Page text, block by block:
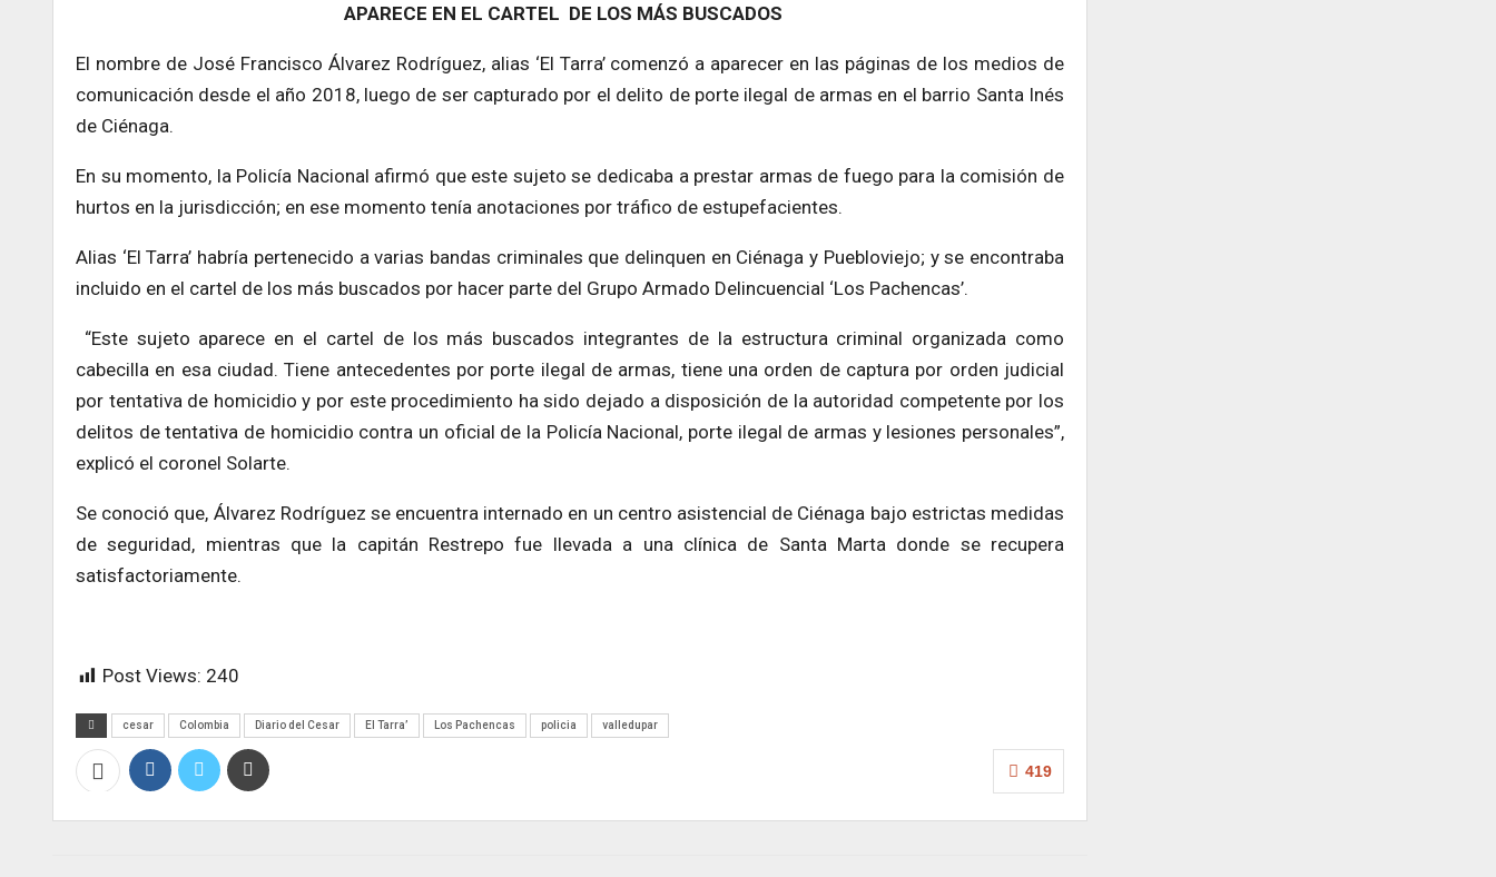
APARECE EN EL CARTEL DE LOS MÁS BUSCADOS
El nombre de José Francisco Álvarez Rodríguez, alias ‘El Tarra’ comenzó a aparecer en las páginas de los medios de
comunicación desde el año 2018, luego de ser capturado por el delito de porte ilegal de armas en el barrio Santa Inés
de Ciénaga.
En su momento, la Policía Nacional afirmó que este sujeto se dedicaba a prestar armas de fuego para la comisión de
hurtos en la jurisdicción; en ese momento tenía anotaciones por tráfico de estupefacientes.
Alias ‘El Tarra’ habría pertenecido a varias bandas criminales que delinquen en Ciénaga y Puebloviejo; y se encontraba
incluido en el cartel de los más buscados por hacer parte del Grupo Armado Delincuencial ‘Los Pachencas’.
“Este sujeto aparece en el cartel de los más buscados integrantes de la estructura criminal organizada como
cabecilla en esa ciudad. Tiene antecedentes por porte ilegal de armas, tiene una orden de captura por orden judicial
por tentativa de homicidio y por este procedimiento ha sido dejado a disposición de la autoridad competente por los
delitos de tentativa de homicidio contra un oficial de la Policía Nacional, porte ilegal de armas y lesiones personales”,
explicó el coronel Solarte.
Se conoció que, Álvarez Rodríguez se encuentra internado en un centro asistencial de Ciénaga bajo estrictas medidas
de seguridad, mientras que la capitán Restrepo fue llevada a una clínica de Santa Marta donde se recupera
satisfactoriamente.
Post Views: 240
cesar Colombia Diario del Cesar El Tarra’ Los Pachencas policia valledupar
419